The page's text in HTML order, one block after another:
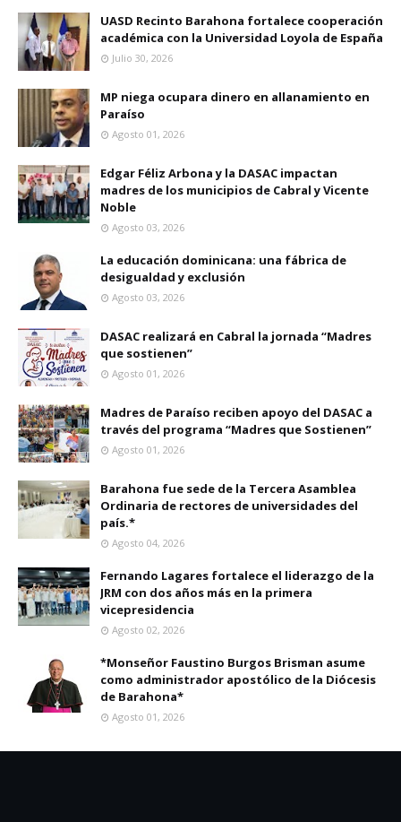
UASD Recinto Barahona fortalece cooperación
académica con la Universidad Loyola de España
Julio 30, 2026
MP niega ocupara dinero en allanamiento en
Paraíso
Agosto 01, 2026
Edgar Féliz Arbona y la DASAC impactan
madres de los municipios de Cabral y Vicente
Noble
Agosto 03, 2026
La educación dominicana: una fábrica de
desigualdad y exclusión
Agosto 03, 2026
DASAC realizará en Cabral la jornada “Madres
que sostienen”
Agosto 01, 2026
Madres de Paraíso reciben apoyo del DASAC a
través del programa “Madres que Sostienen”
Agosto 01, 2026
Barahona fue sede de la Tercera Asamblea
Ordinaria de rectores de universidades del
país.*
Agosto 04, 2026
Fernando Lagares fortalece el liderazgo de la
JRM con dos años más en la primera
vicepresidencia
Agosto 02, 2026
*Monseñor Faustino Burgos Brisman asume
como administrador apostólico de la Diócesis
de Barahona*
Agosto 01, 2026